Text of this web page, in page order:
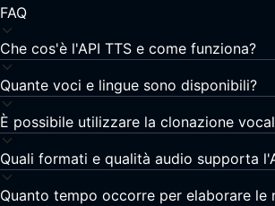
FAQ
Che cos'è l'API TTS e come funziona?
Quante voci e lingue sono disponibili?
È possibile utilizzare la clonazione
Quali formati e qualità audio supporta
Quanto tempo occorre per elaborare le